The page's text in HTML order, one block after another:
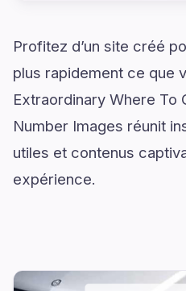
Profitez d’un site créé
plus rapidement ce que
Extraordinary Where To
Number Images réunit
utiles et contenus
expérience.